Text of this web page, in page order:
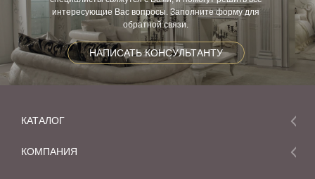
интересующие Вас вопросы. Заполните форму для
обратной связи.
НАПИСАТЬ КОНСУЛЬТАНТУ
КАТАЛОГ
Мебель
КОМПАНИЯ